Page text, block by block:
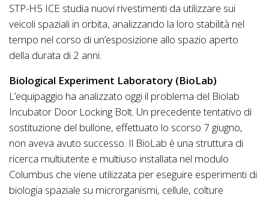
STP-H5 ICE studia nuovi rivestimenti da utilizzare sui
veicoli spaziali in orbita, analizzando la loro stabilità nel
tempo nel corso di un’esposizione allo spazio aperto
della durata di 2 anni.
Biological Experiment Laboratory (BioLab)
L’equipaggio ha analizzato oggi il problema del Biolab
Incubator Door Locking Bolt. Un precedente tentativo di
sostituzione del bullone, effettuato lo scorso 7 giugno,
non aveva avuto successo. Il BioLab è una struttura di
ricerca multiutente e multiuso installata nel modulo
Columbus che viene utilizzata per eseguire esperimenti di
biologia spaziale su microrganismi, cellule, colture